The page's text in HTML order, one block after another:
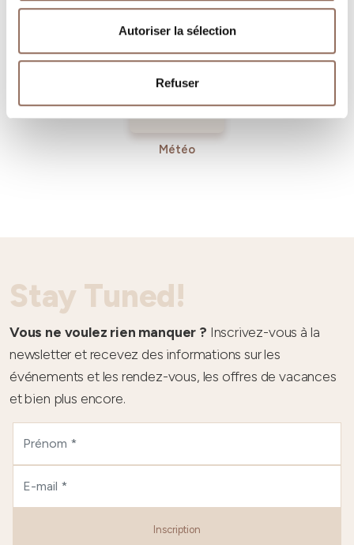
Autoriser la sélection
Refuser
Entrant
Météo
Stay Tuned!
Vous ne voulez rien manquer ? Inscrivez-vous à la
newsletter et recevez des informations sur les
événements et les rendez-vous, les offres de vacances
et bien plus encore.
Inscription